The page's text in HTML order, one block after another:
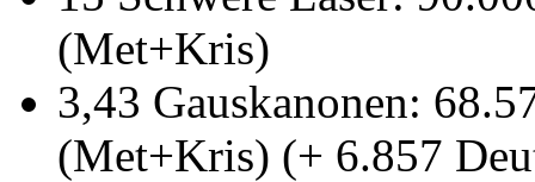
(Met+Kris)
3,43 Gauskanonen:
(Met+Kris) (+ 6.857